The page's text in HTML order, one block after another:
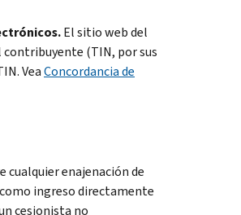
El sitio web del
contribuyente (TIN, por sus
. VeaConcordancia de
cualquier enajenación de
ingreso directamente
cesionista no